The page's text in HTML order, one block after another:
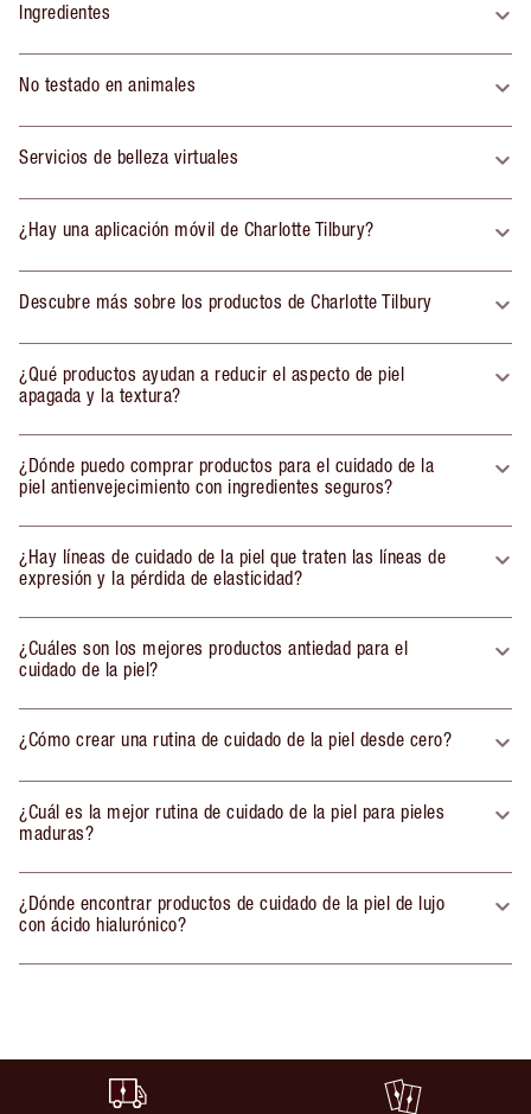
Ingredientes
No testado en animales
Servicios de belleza virtuales
¿Hay una aplicación móvil de Charlotte Tilbury?
Descubre más sobre los productos de Charlotte Tilbury
¿Qué productos ayudan a reducir el aspecto de piel
apagada y la textura?
¿Dónde puedo comprar productos para el cuidado de la
piel antienvejecimiento con ingredientes seguros?
¿Hay líneas de cuidado de la piel que traten las líneas de
expresión y la pérdida de elasticidad?
¿Cuáles son los mejores productos antiedad para el
cuidado de la piel?
¿Cómo crear una rutina de cuidado de la piel desde cero?
¿Cuál es la mejor rutina de cuidado de la piel para pieles
maduras?
¿Dónde encontrar productos de cuidado de la piel de lujo
con ácido hialurónico?